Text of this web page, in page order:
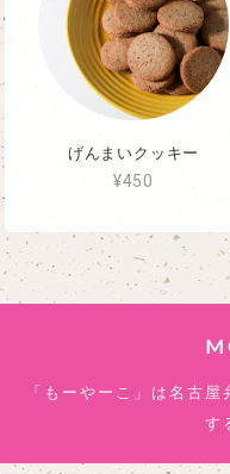
げんまいクッキー
¥450
「もーやーこ」は名古
す